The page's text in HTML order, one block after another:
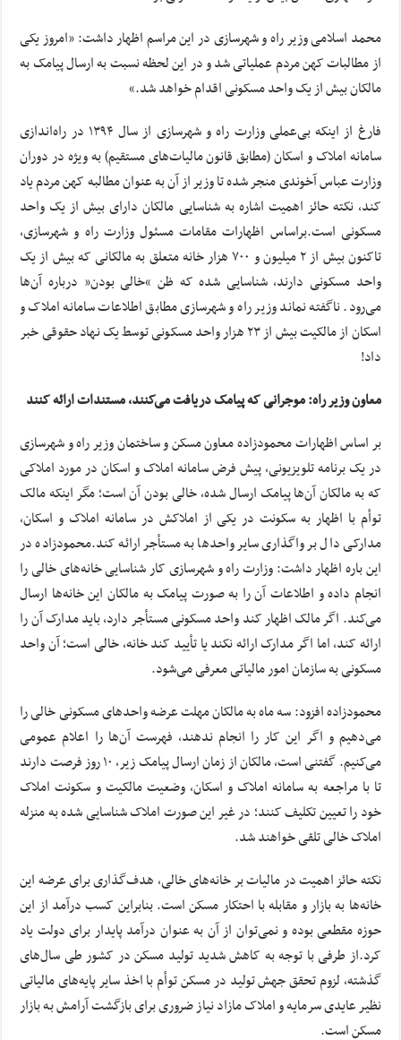
محمد اسلامی وزیر راه و شهرسازی در این مراسم اظهار داشت: «امروز یکی
از مطالبات کهن مردم عملیاتی شد و در این لحظه نسبت به ارسال پیامک به
مالکان بیش از یک واحد مسکونی اقدام خواهد شد.»
فارغ از اینکه بی‌عملی وزارت راه و شهرسازی از سال ۱۳۹۴ در راه‌اندازی
سامانه املاک و اسکان (مطابق قانون مالیات‌های مستقیم) به ویژه در دوران
وزارت عباس آخوندی منجر شده تا وزیر از آن به عنوان مطالبه کهن مردم یاد
کند، نکته حائز اهمیت اشاره به شناسایی مالکان دارای بیش از یک واحد
مسکونی است.براساس اظهارات مقامات مسئول وزارت راه و شهرسازی،
تاکنون بیش از ۲ میلیون و ۷۰۰ هزار خانه متعلق به مالکانی که بیش از یک
واحد مسکونی دارند، شناسایی شده که ظن “خالی بودن” درباره آن‌ها
می‌رود. ناگفته نماند وزیر راه و شهرسازی مطابق اطلاعات سامانه املاک و
اسکان از مالکیت بیش از ۲۳ هزار واحد مسکونی توسط یک نهاد حقوقی خبر
داد!
معاون وزیر راه: موجرانی که پیامک دریافت می‌کنند، مستندات ارائه کنند
بر اساس اظهارات محمودزاده معاون مسکن و ساختمان وزیر راه و شهرسازی
در یک برنامه تلویزیونی، پیش فرض سامانه املاک و اسکان در مورد املاکی
که به مالکان آن‌ها پیامک ارسال شده، خالی بودن آن است؛ مگر اینکه مالک
توأم با اظهار به سکونت در یکی از املاکش در سامانه املاک و اسکان،
مدارکی دال بر واگذاری سایر واحدها به مستأجر ارائه کند.محمودزاده در
این باره اظهار داشت: وزارت راه و شهرسازی کار شناسایی خانه‌های خالی را
انجام داده و اطلاعات آن را به صورت پیامک به مالکان این خانه‌ها ارسال
می‌کند. اگر مالک اظهار کند واحد مسکونی مستأجر دارد، باید مدارک آن را
ارائه کند، اما اگر مدارک ارائه نکند یا تأیید کند خانه، خالی است؛ آن واحد
مسکونی به سازمان امور مالیاتی معرفی می‌شود.
محمودزاده افزود: سه ماه به مالکان مهلت عرضه واحدهای مسکونی خالی را
می‌دهیم و اگر این کار را انجام ندهند، فهرست آن‌ها را اعلام عمومی
می‌کنیم. گفتنی است، مالکان از زمان ارسال پیامک زیر، ۱۰ روز فرصت دارند
تا با مراجعه به سامانه املاک و اسکان، وضعیت مالکیت و سکونت املاک
خود را تعیین تکلیف کنند؛ در غیر این صورت املاک شناسایی شده به منزله
املاک خالی تلقی خواهند شد.
نکته حائز اهمیت در مالیات بر خانه‌های خالی، هدف‌گذاری برای عرضه این
خانه‌ها به بازار و مقابله با احتکار مسکن است. بنابراین کسب درآمد از این
حوزه مقطعی بوده و نمی‌توان از آن به عنوان درآمد پایدار برای دولت یاد
کرد.از طرفی با توجه به کاهش شدید تولید مسکن در کشور طی سال‌های
گذشته، لزوم تحقق جهش تولید در مسکن توأم با اخذ سایر پایه‌های مالیاتی
نظیر عایدی سرمایه و املاک مازاد نیاز ضروری برای بازگشت آرامش به بازار
مسکن است.